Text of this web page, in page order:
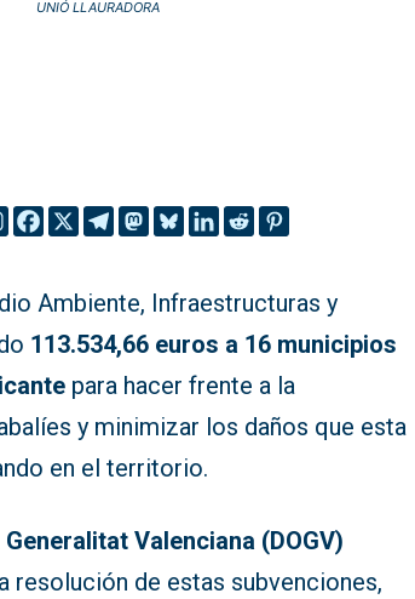
UNIÓ LLAURADORA
Ambiente, Infraestructuras y
113.534,66 euros a 16 municipios
para hacer frente a la
y minimizar los daños que esta
en el territorio.
Valenciana (DOGV)
resolución de estas subvenciones,